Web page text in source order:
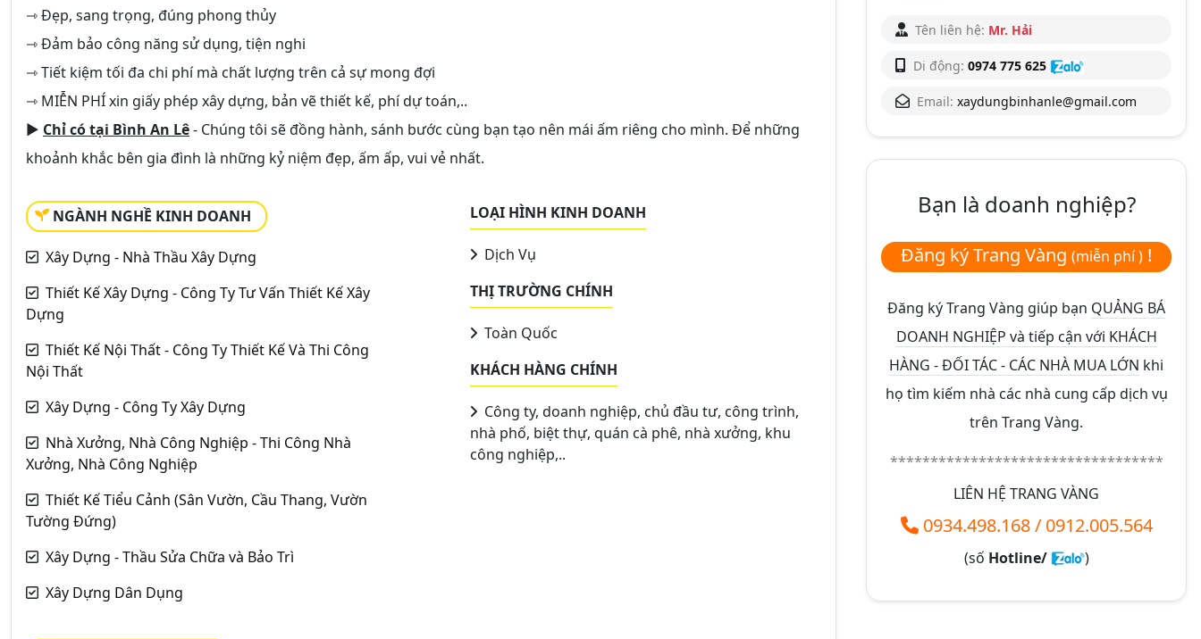
⇾ Đẹp, sang trọng, đúng phong thủy
⇾ Đảm bảo công năng sử dụng, tiện nghi
⇾ Tiết kiệm tối đa chi phí mà chất lượng trên cả sự mong đợi
⇾ MIỄN PHÍ xin giấy phép xây dựng, bản vẽ thiết kế, phí dự toán,..
► Chỉ có tại Bình An Lê- Chúng tôi sẽ đồng hành, sánh bước cùng bạn tạo nên mái ấm riêng cho mình. Để những
khoảnh khắc bên gia đình là những kỷ niệm đẹp, ấm ấp, vui vẻ nhất.
NGÀNH NGHỀ KINH DOANH
Xây Dựng - Nhà Thầu Xây Dựng
Thiết Kế Xây Dựng - Công Ty Tư Vấn Thiết Kế Xây
Dựng
Thiết Kế Nội Thất - Công Ty Thiết Kế Và Thi Công
Nội Thất
Xây Dựng - Công Ty Xây Dựng
Nhà Xưởng, Nhà Công Nghiệp - Thi Công Nhà
Xưởng, Nhà Công Nghiệp
Thiết Kế Tiểu Cảnh (Sân Vườn, Cầu Thang, Vườn
Tường Đứng)
Xây Dựng - Thầu Sửa Chữa và Bảo Trì
Xây Dựng Dân Dụng
LOẠI HÌNH KINH DOANH
Dịch Vụ
THỊ TRƯỜNG CHÍNH
Toàn Quốc
KHÁCH HÀNG CHÍNH
Công ty, doanh nghiệp, chủ đầu tư, công trình,
nhà phố, biệt thự, quán cà phê, nhà xưởng, khu
công nghiệp,..
Tên liên hệ: Mr. Hải
Di động: 0974 775 625
Email: xaydungbinhanle@gmail.com
Bạn là doanh nghiệp?
Đăng ký Trang Vàng (miễn phí ) !
Đăng ký Trang Vàng giúp bạn QUẢNG BÁ
DOANH NGHIỆP và tiếp cận với KHÁCH
HÀNG - ĐỐI TÁC - CÁC NHÀ MUA LỚN khi
họ tìm kiếm nhà các nhà cung cấp dịch vụ
trên Trang Vàng.
**********************************
LIÊN HỆ TRANG VÀNG
0934.498.168/ 0912.005.564
(số Hotline/ )